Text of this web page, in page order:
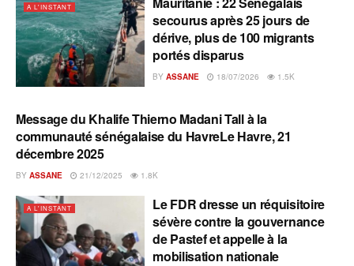
A L'INSTANT
secourus après 25 jours de
dérive, plus de 100 migrants
portés disparus
BY ASSANE 18/07/2026 1.5K
A L'INSTANT
Message du Khalife Thierno Madani Tall à la
communauté sénégalaise du HavreLe Havre, 21
décembre 2025
BY ASSANE 21/12/2025 1.8K
A L'INSTANT
Le FDR dresse un réquisitoire
sévère contre la gouvernance
de Pastef et appelle à la
mobilisation nationale